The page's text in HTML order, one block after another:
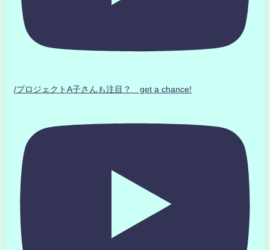
/プロジェクトA子さんも注目？ get a chance!